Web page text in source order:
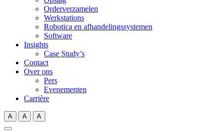
Orderverzamelen
Werkstations
Robotica en afhandelingssystemen
Software
Insights
Case Study’s
Contact
Over ons
Pers
Evenementen
Carrière
A A A